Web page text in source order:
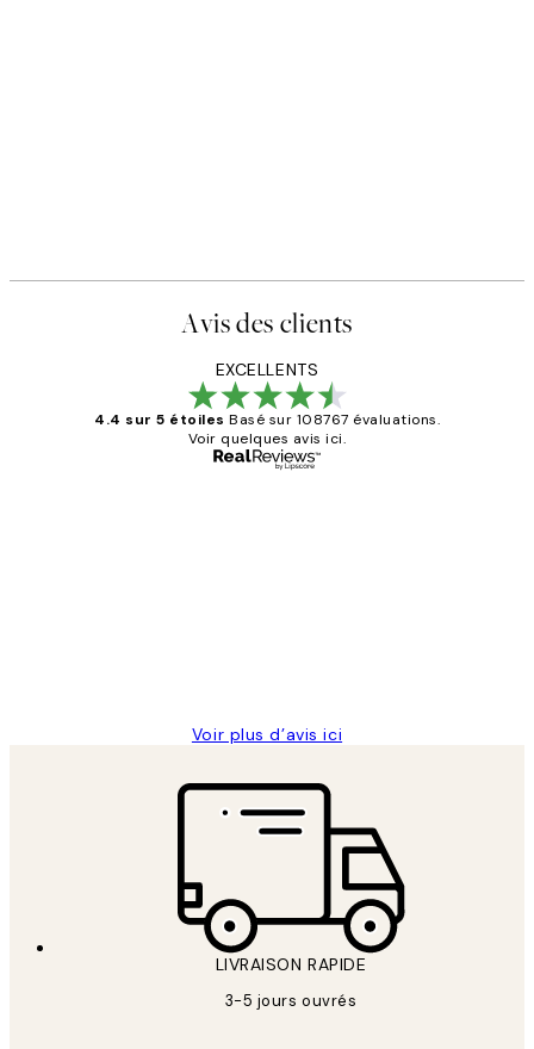
Avis des clients
EXCELLENTS
4.4 sur 5 étoiles Basé sur 108767 évaluations.
Voir quelques avis ici.
Voir plus d’avis ici
LIVRAISON RAPIDE
3-5 jours ouvrés